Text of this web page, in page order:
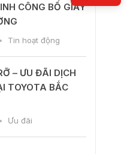
CÔNG BỐ GIẤY
Tin hoạt động
– ƯU ĐÃI DỊCH
TOYOTA BẮC
Ưu đãi